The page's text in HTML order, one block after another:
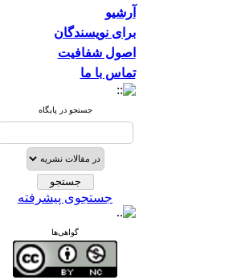
آرشیو
برای نویسندگان
اصول شفافیت
تماس با ما
جستجو در پایگاه
جستجوی پیشرفته
گواهی‌ها